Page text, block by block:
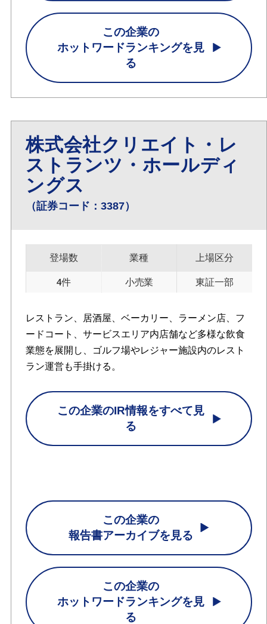
この企業の
ホットワードランキングを見
る
株式会社クリエイト・レ
ストランツ・ホールディ
ングス
（証券コード：3387）
登場数
4件
業種
小売業
上場区分
東証一部
レストラン、居酒屋、ベーカリー、ラーメン店、フ
ードコート、サービスエリア内店舗など多様な飲食
業態を展開し、ゴルフ場やレジャー施設内のレスト
ラン運営も手掛ける。
この企業のIR情報をすべて見
る
この企業の
報告書アーカイブを見る
この企業の
ホットワードランキングを見
る